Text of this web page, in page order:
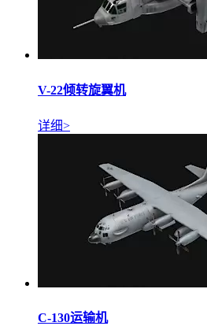
V-22倾转旋翼机
详细>
C-130运输机